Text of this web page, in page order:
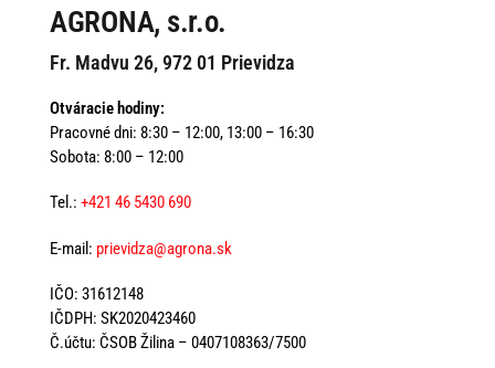
AGRONA, s.r.o.
Fr. Madvu 26, 972 01 Prievidza
Otváracie hodiny:
Pracovné dni: 8:30 – 12:00, 13:00 – 16:30
Sobota: 8:00 – 12:00
Tel.: +421 46 5430 690
E-mail: prievidza@agrona.sk
IČO: 31612148
IČDPH: SK2020423460
Č.účtu: ČSOB Žilina – 0407108363/7500